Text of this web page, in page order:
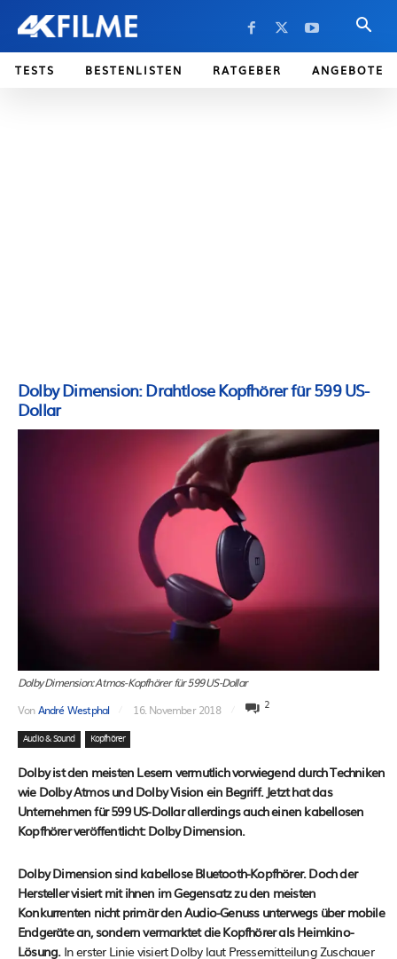
TESTS BESTENLISTEN RATGEBER ANGEBOTE
Dolby Dimension: Drahtlose Kopfhörer für 599 US-
Dollar
Dolby Dimension: Atmos-Kopfhörer für 599 US-Dollar
VonAndré Westphal 16. November 2018 2
Audio & Sound Kopfhörer
Dolby ist den meisten Lesern vermutlich vorwiegend durch Techniken
wie Dolby Atmos und Dolby Vision ein Begriff. Jetzt hat das
Unternehmen für 599 US-Dollar allerdings auch einen kabellosen
Kopfhörer veröffentlicht: Dolby Dimension.
Dolby Dimension sind kabellose Bluetooth-Kopfhörer. Doch der
Hersteller visiert mit ihnen im Gegensatz zu den meisten
Konkurrenten nicht primär den Audio-Genuss unterwegs über mobile
Endgeräte an, sondern vermarktet die Kopfhörer als Heimkino-
Lösung.In erster Linie visiert Dolby laut Pressemitteilung Zuschauer